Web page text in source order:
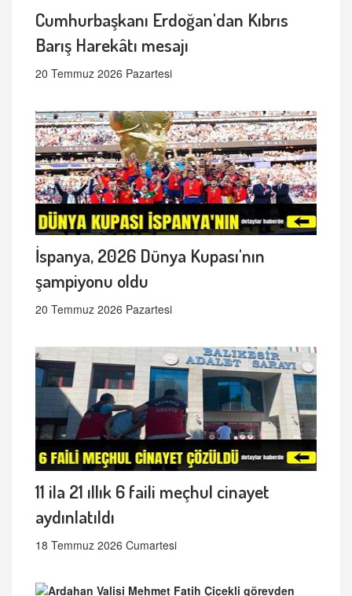
Cumhurbaşkanı Erdoğan'dan Kıbrıs
Barış Harekâtı mesajı
20 Temmuz 2026 Pazartesi
İspanya, 2026 Dünya Kupası'nın
şampiyonu oldu
20 Temmuz 2026 Pazartesi
11 ila 21 ıllık 6 faili meçhul cinayet
aydınlatıldı
18 Temmuz 2026 Cumartesi